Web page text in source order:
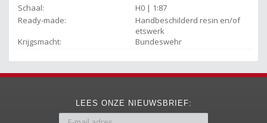
Schaal:
H0 | 1:87
Ready-made:
Handbeschilderd resin en/of
etswerk
Krijgsmacht:
Bundeswehr
LEES ONZE NIEUWSBRIEF: